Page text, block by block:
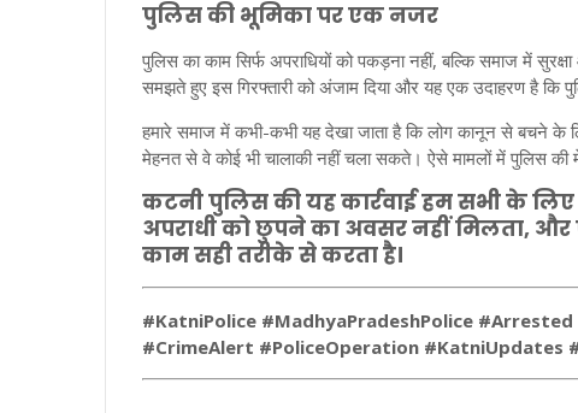
पुलिस की भूमिका पर एक नजर
पुलिस का काम सिर्फ अपराधियों को पकड़ना नहीं, बल्कि समाज में
समझते हुए इस गिरफ्तारी को अंजाम दिया और यह एक उदाहरण है कि
हमारे समाज में कभी-कभी यह देखा जाता है कि लोग कानून से बचने के
मेहनत से वे कोई भी चालाकी नहीं चला सकते। ऐसे मामलों में पुलिस की
कटनी पुलिस की यह कार्रवाई हम सभी के लिए
अपराधी को छुपने का अवसर नहीं मिलता, और
काम सही तरीके से करता है।
#KatniPolice #MadhyaPradeshPolice
#CrimeAlert #PoliceOperation #KatniUpdates